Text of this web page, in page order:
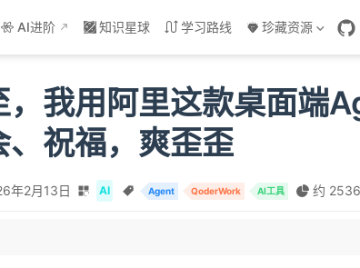
AI进阶 知识星球 学习路线 珍藏资源
，我用阿里这款桌面端
、祝福，爽歪歪
年2月13日 AI Agent QoderWork AI工具 约